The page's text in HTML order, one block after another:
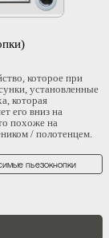
которое при
установленные
которая
его вниз на
похоже на
/ полотенцем.
пьезокнопки